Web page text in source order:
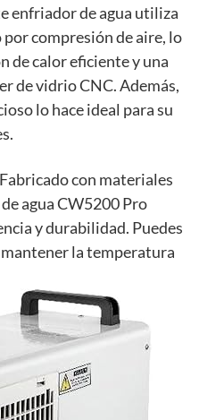
enfriador de agua utiliza
compresión de aire, lo
de calor eficiente y una
de vidrio CNC. Además,
lo hace ideal para su
con materiales
agua CW5200 Pro
y durabilidad. Puedes
la temperatura